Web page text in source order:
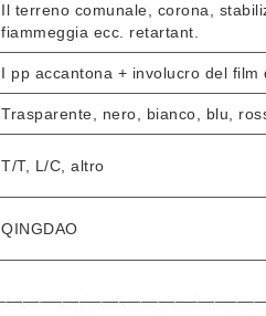
Il terreno comunale, corona,
fiammeggia ecc. retartant.
I pp accantona + involucro del film
Trasparente, nero, bianco, blu,
T/T, L/C, altro
QINGDAO